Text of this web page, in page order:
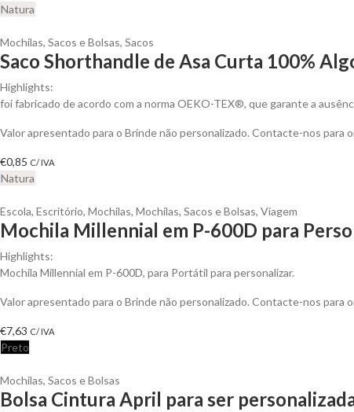
Natura
Mochilas, Sacos e Bolsas, Sacos
Saco Shorthandle de Asa Curta 100%
Highlights:
foi fabricado de acordo com a norma OEKO-TEX®, que garante a
Valor apresentado para o Brinde não personalizado. Contacte-nos
€0,85 C/ IVA
Natura
Escola, Escritório, Mochilas, Mochilas, Sacos e Bolsas, Viagem
Mochila Millennial em P-600D para
Highlights:
Mochila Millennial em P-600D, para Portátil para personalizar.
Valor apresentado para o Brinde não personalizado. Contacte-nos
€7,63 C/ IVA
Preto
Mochilas, Sacos e Bolsas
Bolsa Cintura April para ser